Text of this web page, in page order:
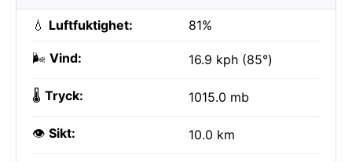
💧 Luftfuktighet: 81%
🌬️ Vind: 16.9 kph (85°)
🌡️ Tryck: 1015.0 mb
👁️ Sikt: 10.0 km